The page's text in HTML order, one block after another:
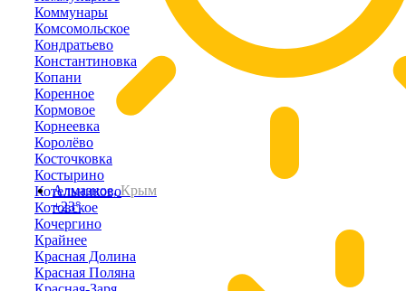
Алмазное,Крым
+23°
Коммунары
Комсомольское
Кондратьево
Константиновка
Копани
Коренное
Кормовое
Корнеевка
Королёво
Косточковка
Костырино
Котельниково
Котовское
Кочергино
Крайнее
Красная Долина
Красная Поляна